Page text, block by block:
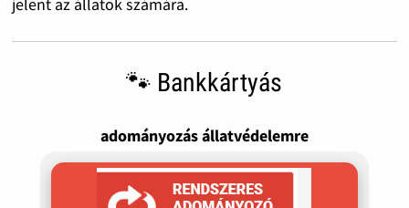
🐾 Bankkártyás
adományozás állatvédelemre